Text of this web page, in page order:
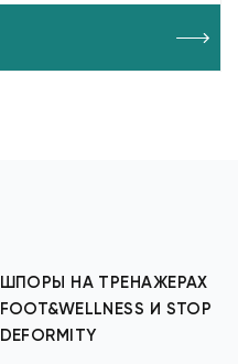
ШПОРЫ НА ТРЕНАЖЕРАХ
FOOT&WELLNESS И STOP
DEFORMITY